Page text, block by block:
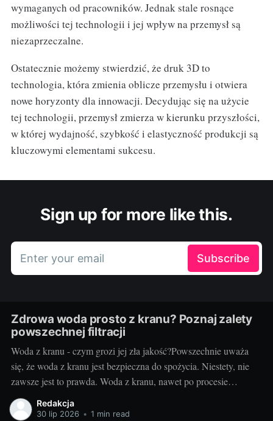
wymaganych od pracowników. Jednak stale rosnące
możliwości tej technologii i jej wpływ na przemysł są
niezaprzeczalne.
Ostatecznie możemy stwierdzić, że druk 3D to
technologia, która zmienia oblicze przemysłu i otwiera
nowe horyzonty dla innowacji. Decydując się na użycie
tej technologii, przemysł zmierza w kierunku przyszłości,
w której wydajność, szybkość i elastyczność produkcji są
kluczowymi elementami sukcesu.
Sign up for more like this.
Enter your email Subscribe
Zdrowa woda prosto z kranu? Poznaj zalety
powszechnej filtracji
Woda z kranu - czym grozi jej zła jakość?Powszechnie uważa
się, że woda z kranu jest bezpieczna do spożycia. Niestety, nie
zawsze jest to prawda. Woda z kranu, nawet po procesie
oczyszczania i uzdatniania, może zawierać szereg
niebezpiecznych substancji, takich jak metale ciężkie,
Redakcja
30 lip 2026 • 1 min read